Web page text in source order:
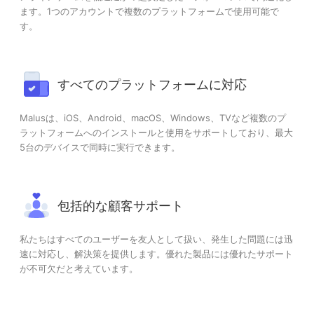
ます。1つのアカウントで複数のプラットフォームで使用可能で
す。
すべてのプラットフォームに対応
Malusは、iOS、Android、macOS、Windows、TVなど複数のプ
ラットフォームへのインストールと使用をサポートしており、最大
5台のデバイスで同時に実行できます。
包括的な顧客サポート
私たちはすべてのユーザーを友人として扱い、発生した問題には迅
速に対応し、解決策を提供します。優れた製品には優れたサポート
が不可欠だと考えています。